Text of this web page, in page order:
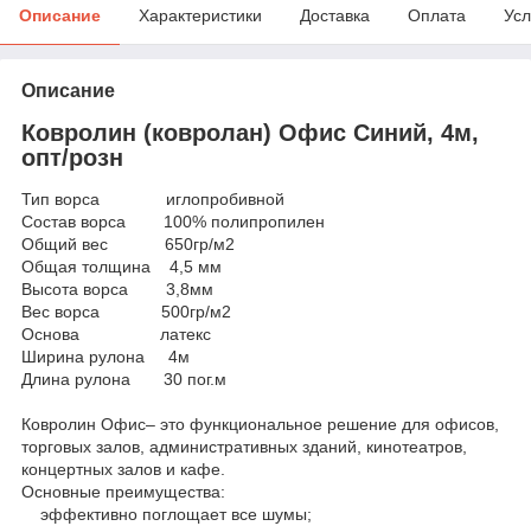
Описание Характеристики Доставка Оплата
Описание
Ковролин (ковролан) Офис Синий, 4м,
опт/розн
Тип ворса иглопробивной
Состав ворса 100% полипропилен
Общий вес 650гр/м2
Общая толщина 4,5 мм
Высота ворса 3,8мм
Вес ворса 500гр/м2
Основа латекс
Ширина рулона 4м
Длина рулона 30 пог.м
Ковролин Офис– это функциональное решение для офисов,
торговых залов, административных зданий, кинотеатров,
концертных залов и кафе.
Основные преимущества:
эффективно поглощает все шумы;